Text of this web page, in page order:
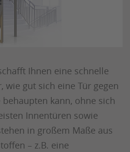
Ihnen eine schnelle
wie gut sich eine Tür gegen
kann, ohne sich
Innentüren sowie
in großem Maße aus
– z.B. eine